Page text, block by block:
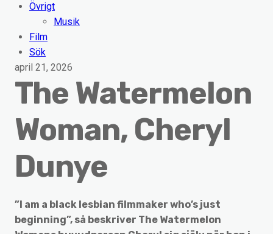
Övrigt
Musik
Film
Sök
april 21, 2026
The Watermelon
Woman, Cheryl
Dunye
”I am a black lesbian filmmaker who’s just
beginning”, så beskriver The Watermelon